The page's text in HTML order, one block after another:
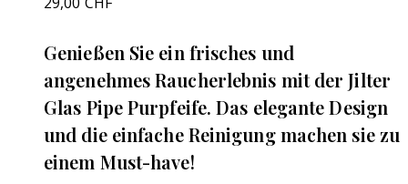
Genießen Sie ein frisches und
angenehmes Raucherlebnis mit der Jilter
Glas Pipe Purpfeife. Das elegante Design
und die einfache Reinigung machen sie zu
einem Must-have!